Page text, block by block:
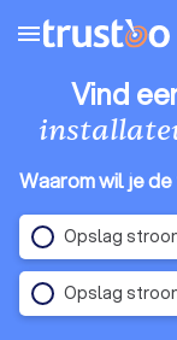
menu
Vind
Waarom wil je
Opslag
Opslag